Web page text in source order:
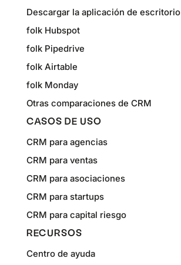
Descargar la aplicación de escritorio
folk Hubspot
folk Pipedrive
folk Airtable
folk Monday
Otras comparaciones de CRM
CASOS DE USO
CRM para agencias
CRM para ventas
CRM para asociaciones
CRM para startups
CRM para capital riesgo
RECURSOS
Centro de ayuda